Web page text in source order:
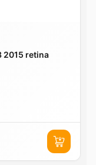
2015 retina